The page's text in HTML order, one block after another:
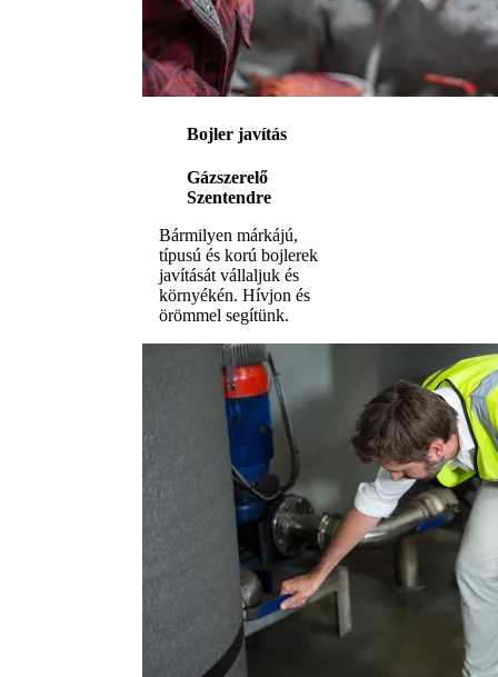
Bojler javítás
Gázszerelő
Szentendre
Bármilyen márkájú,
típusú és korú bojlerek
javítását vállaljuk és
környékén. Hívjon és
örömmel segítünk.